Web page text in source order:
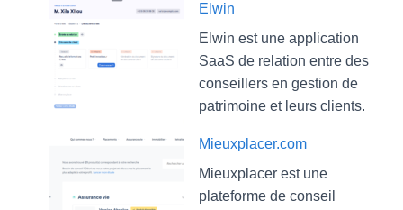
Elwin
Elwin est une application
SaaS de relation entre des
conseillers en gestion de
patrimoine et leurs clients.
Mieuxplacer.com
Mieuxplacer est une
plateforme de conseil